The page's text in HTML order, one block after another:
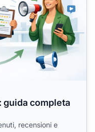
completa
recensioni e